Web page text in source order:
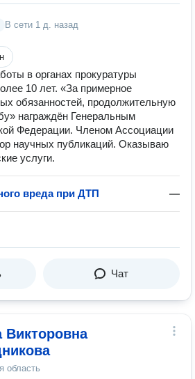
В сети 1 д. назад
в органах прокуратуры
10 лет. «За примерное
обязанностей, продолжительную
награждён Генеральным
Федерации. Членом Ассоциации
научных публикаций. Оказываю
услуги.
вреда при ДТП —
Чат
Викторовна
область